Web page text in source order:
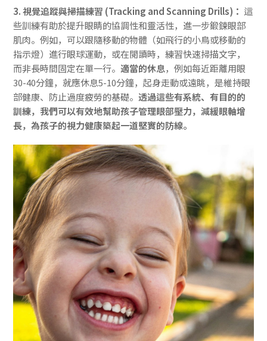
3. 視覺追蹤與掃描練習 (Tracking and Scanning Drills)： 這
些訓練有助於提升眼睛的協調性和靈活性，進一步鍛鍊眼部
肌肉。例如，可以跟隨移動的物體（如飛行的小鳥或移動的
指示燈）進行眼球運動，或在閱讀時，練習快速掃描文字，
而非長時間固定在單一行。適當的休息，例如每近距離用眼
30-40分鐘，就應休息5-10分鐘，起身走動或遠眺，是維持眼
部健康、防止過度疲勞的基礎。透過這些有系統、有目的的
訓練，我們可以有效地幫助孩子管理眼部壓力，減緩眼軸增
長，為孩子的視力健康築起一道堅實的防線。